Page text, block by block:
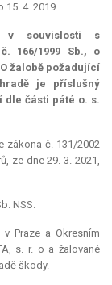
15. 4. 2019
v souvislosti s
166/1999 Sb., o
žalobě požadující
je příslušný
dle části páté o. s.
zákona č. 131/2002
ze dne 29. 3. 2021,
NSS.
Praze a Okresním
s. r. o a žalované
škody.